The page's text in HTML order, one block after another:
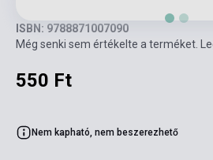
ISBN: 9788871007090
Még senki sem értékelte a terméket.
550 Ft
Nem kapható, nem beszerezhető